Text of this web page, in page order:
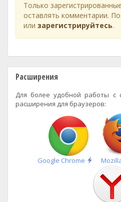
Только
оставлять комментарии.
или зарегистрируйтесь.
Расширения
Для более удобной работы с
расширения для браузеров:
Google Chrome
Быстрая